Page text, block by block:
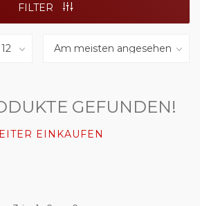
FILTER
GEFUNDEN!
EINKAUFEN